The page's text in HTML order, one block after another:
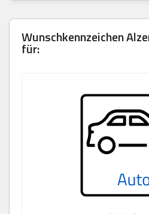
Wunschkennzeichen
für: